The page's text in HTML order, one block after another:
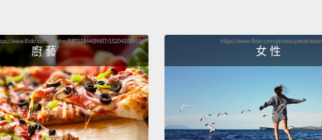
Kobe
Kobe
By a
NBA 二
廚 藝 女 性